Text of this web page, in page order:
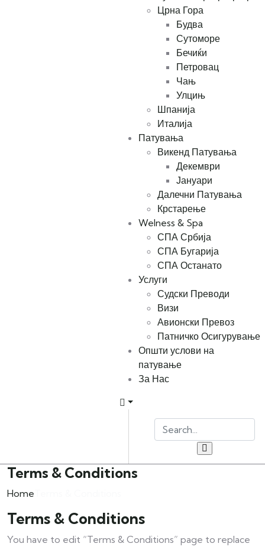
Црна Гора
Будва
Сутоморе
Бечиќи
Петровац
Чањ
Улцињ
Шпанија
Италија
Патувања
Викенд Патувања
Декември
Јануари
Далечни Патувања
Крстарење
Welness & Spa
СПА Србија
СПА Бугарија
СПА Останато
Услуги
Судски Преводи
Визи
Авионски Превоз
Патничко Осигурување
Општи услови на
патување
За Нас
Terms & Conditions
Home
Terms & Conditions
You have to edit “Terms & Conditions” page to replace